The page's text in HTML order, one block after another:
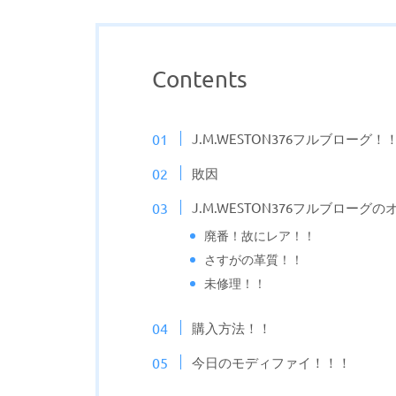
Contents
J.M.WESTON376フルブローグ！！
敗因
J.M.WESTON376フルブローグの
廃番！故にレア！！
さすがの革質！！
未修理！！
購入方法！！
今日のモディファイ！！！